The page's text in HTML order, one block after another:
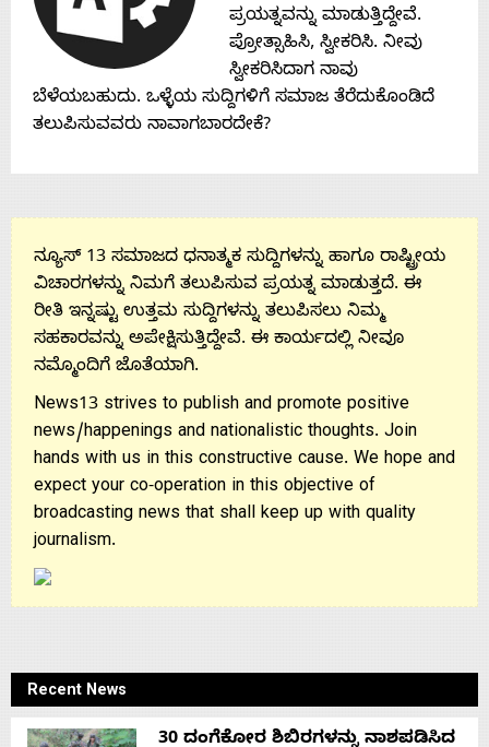
ಪ್ರಯತ್ನವನ್ನು ಮಾಡುತ್ತಿದ್ದೇವೆ.
ಪ್ರೋತ್ಸಾಹಿಸಿ, ಸ್ವೀಕರಿಸಿ. ನೀವು
ಸ್ವೀಕರಿಸಿದಾಗ ನಾವು
ಬೆಳೆಯಬಹುದು. ಒಳ್ಳೆಯ ಸುದ್ದಿಗಳಿಗೆ ಸಮಾಜ ತೆರೆದುಕೊಂಡಿದೆ
ತಲುಪಿಸುವವರು ನಾವಾಗಬಾರದೇಕೆ?
ನ್ಯೂಸ್ 13 ಸಮಾಜದ ಧನಾತ್ಮಕ ಸುದ್ದಿಗಳನ್ನು ಹಾಗೂ ರಾಷ್ಟ್ರೀಯ
ವಿಚಾರಗಳನ್ನು ನಿಮಗೆ ತಲುಪಿಸುವ ಪ್ರಯತ್ನ ಮಾಡುತ್ತದೆ. ಈ
ರೀತಿ ಇನ್ನಷ್ಟು ಉತ್ತಮ ಸುದ್ದಿಗಳನ್ನು ತಲುಪಿಸಲು ನಿಮ್ಮ
ಸಹಕಾರವನ್ನು ಅಪೇಕ್ಷಿಸುತ್ತಿದ್ದೇವೆ. ಈ ಕಾರ್ಯದಲ್ಲಿ ನೀವೂ
ನಮ್ಮೊಂದಿಗೆ ಜೊತೆಯಾಗಿ.
News13 strives to publish and promote positive
news/happenings and nationalistic thoughts. Join
hands with us in this constructive cause. We hope and
expect your co-operation in this objective of
broadcasting news that shall keep up with quality
journalism.
Recent News
30 ದಂಗೆಕೋರ ಶಿಬಿರಗಳನ್ನು ನಾಶಪಡಿಸಿದ